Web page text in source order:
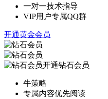
一对一技术指导
VIP用户专属QQ群
开通黄金会员
开通钻石会员
牛策略
专属内容优先阅读